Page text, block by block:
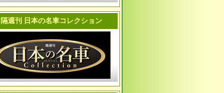
隔週刊 日本の名車コレクション